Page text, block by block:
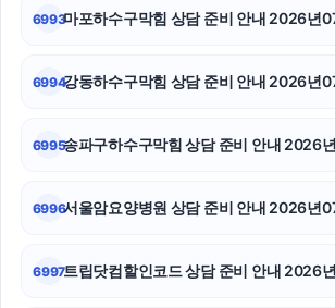
용산
수원
이
6993마포하수구막힘 상담 준비 안내 2026년
6994강동하수구막힘 상담 준비 안내 2026년
6995송파구하수구막힘 상담 준비 안내 2026
6996서울암요양병원 상담 준비 안내 2026년
6997트립닷컴할인코드 상담 준비 안내 2026